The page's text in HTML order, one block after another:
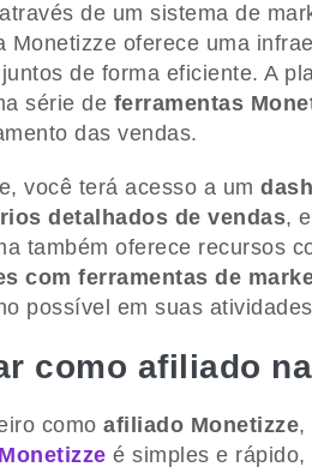
através de um sistema de
Monetizze oferece uma
de forma eficiente. A
série de ferramentas
das vendas.
você terá acesso a um
detalhados de vendas,
também oferece recursos
com ferramentas de
possível em suas
como afiliado
como afiliado Monetizze,
é simples e